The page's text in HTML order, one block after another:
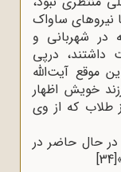
نیروهای ساواک
که در شهربانی و
داشتند، درپی
موقع آیت‌الله
خویش اظهار
دو تن از طلاب که از وی
حال حاضر در
[34]